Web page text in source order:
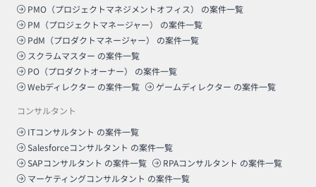
PMO（プロジェクトマネジメントオフィス）
の案件一覧
PM（プロジェクトマネージャー）
の案件一覧
PdM（プロダクトマネージャー）
の案件一覧
スクラムマスター の案件一覧
PO（プロダクトオーナー）
の案件一覧
Webディレクター の案件一覧 ゲームディレクター の案件一覧
コンサルタント
ITコンサルタント の案件一覧
Salesforceコンサルタント の案件一覧
SAPコンサルタント の案件一覧 RPAコンサルタント の案件一覧
マーケティングコンサルタント の案件一覧